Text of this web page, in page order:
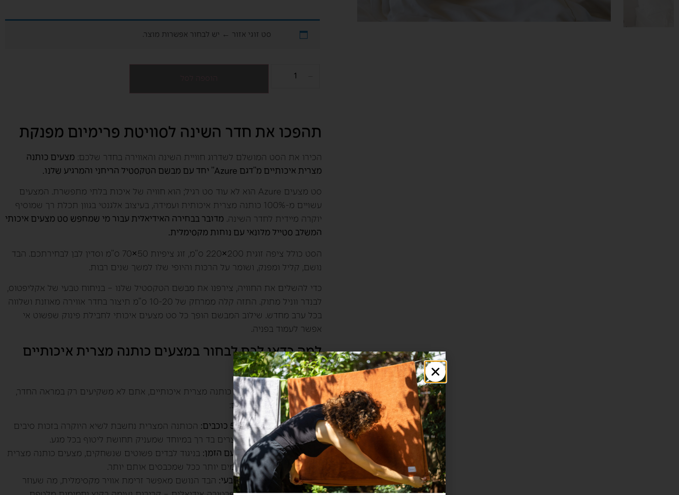
סט זוגי אזור ← יש לבחור אפשרות מוצר.
תהפכו את חדר השינה לסוויטת פרימיום מפנקת
הכירו את הסט המושלם לשדרוג חוויית השינה והאווירה בחדר שלכם: מצעים כותנה
מצרית איכותיים מ”דגם Azure” יחד עם מבשם הטקסטיל הריחני והמרגיע שלנו.
סט מצעים Azure הוא לא עוד סט רגיל; הוא חוויה של איכות בלתי מתפשרת. המצעים
עשויים מ-100% כותנה מצרית איכותית ועמידה, בעיצוב אלגנטי בגוון תכלת רך שמוסיף
יוקרה מיידית לחדר השינה. מדובר בבחירה האידיאלית עבור מי שמחפש סט מצעים איכותי
המשלב סטייל מלונאי עם נוחות מקסימלית.
הסט כולל ציפה זוגית 200×220 ס”מ, זוג ציפיות 50×70 ס”מ וסדין לבן לבחירתכם. הבד
נושם, קליל ומפנק, ושומר על הרכות והיופי שלו למשך שנים רבות.
כדי להשלים את החוויה, צירפנו את מבשם הטקסטיל שלנו – בניחוח טבעי של אקליפטוס,
לבנדר ווניל מתוק. התזה קלה ממרחק של 10-20 ס”מ תיצור בחדר אווירה מאוזנת ושלווה
בכל ערב מחדש. שילוב המבשם הופך כל סט מצעים איכותי לחבילת פינוק שפשוט אי
אפשר לעמוד בפניה.
למה כדאי לכם לבחור במצעים כותנה מצרית איכותיים
מ”דגם Azure”?
כשאתם בוחרים במצעים כותנה מצרית איכותיים, אתם לא משקיעים רק במראה החדר,
אלא באיכות החיים שלכם:
רכות של בית מלון 5 כוכבים:
הכותנה המצרית נחשבת לשיא היוקרה בזכות סיבים
ארוכים וחזקים היוצרים בד רך במיוחד שמעניק תחושת ליטוף בכל מגע.
איכות שמשתבחת עם הזמן: בניגוד לבדים פשוטים שנשחקים, מצעים כותנה מצרית
הופכים לרכים ונעימים יותר ככל שמכבסים אותם יותר.
ויסות טמפרטורה טבעי: הבד הנושם מאפשר זרימת אוויר מקסימלית, מה שעוזר